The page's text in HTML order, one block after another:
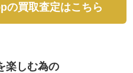
買取査定はこちら
楽しむ為の